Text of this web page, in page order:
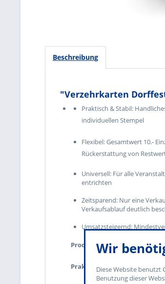
Beschreibung
"Verzehrkarten
Praktisch & Stabil:
individuellen Stempel
Flexibel: Gesamtwert 10.-
Rückerstattung von
Universell: Für alle
entrichten
Zeitsparend: Nur eine
Verkaufsablauf deutlich
Umsatzsteigernd:
Produktbeschreibungen
Praktisch und Stabil
Wir
Diese Website benutzt
Benutzung dieser